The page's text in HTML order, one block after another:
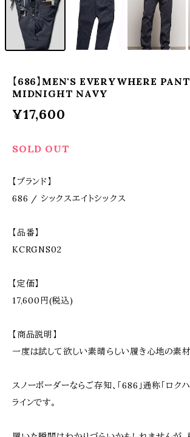
【686】MEN'S EVERYWHERE
MIDNIGHT NAVY
¥17,600
SOLD OUT
【ブランド】
686 / シックスエイトシックス
【品番】
KCRGNS02
【定価】
17,600円(税込)
【商品説明】
一度は試して欲しい素晴らしい履き心地の素材
スノーボーダーならご存知、「686」通称「ロク
ラインです。